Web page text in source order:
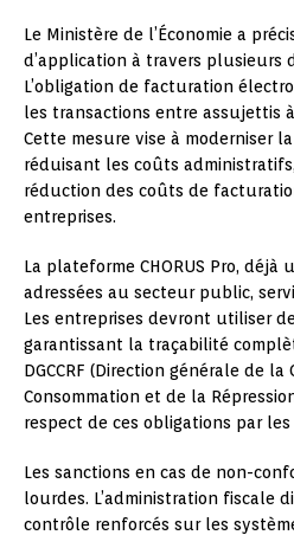
Le Ministère de l’Économie a
d’application à travers plusieurs
L’obligation de facturation
les transactions entre assujettis
Cette mesure vise à moderniser
réduisant les coûts
réduction des coûts de
entreprises.
La plateforme CHORUS Pro,
adressées au secteur public,
Les entreprises devront utiliser
garantissant la traçabilité
DGCCRF (Direction générale de
Consommation et de la
respect de ces obligations par
Les sanctions en cas de non-
lourdes. L’administration fiscale
contrôle renforcés sur les